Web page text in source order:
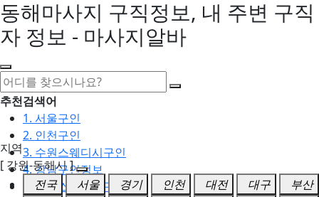
동해마사지 구직정보, 내 주변 구직
자 정보 - 마사지알바
추천검색어
1. 서울구인
2. 인천구인
3. 수원스웨디시구인
4. 강남구인정보
5. 동탄스웨디시구인
지역
[ 강원-동해시 ]
전국
서울 경기 인천 대전 대구
부산